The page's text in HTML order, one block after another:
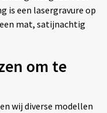
is een lasergravure op
mat, satijnachtig
om te
wij diverse modellen